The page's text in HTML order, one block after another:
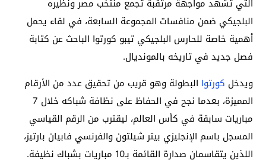
التي تشهد مواجهة مرتقبة تجمع منتخب مصر ونظيره
البلجيكي ضمن منافسات المجموعة السابعة، في لقاء يحمل
أهمية خاصة للحارس البلجيكي تيبو كورتوا الباحث عن كتابة
فصل جديد في تاريخه بالمونديال.
ويدخل كورتوا البطولة وهو قريب من تحقيق عدد من الأرقام
المميزة، بعدما نجح في الحفاظ على نظافة شباكه خلال 7
مباريات سابقة في كأس العالم، ليقترب من الرقم القياسي
المسجل باسم الإنجليزي بيتر شيلتون والفرنسي فابيان بارتيز،
اللذين يتقاسمان صدارة القائمة بـ10 مباريات بشباك نظيفة.